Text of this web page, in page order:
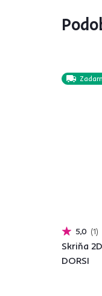
5,0 1
Skriňa
DORSI